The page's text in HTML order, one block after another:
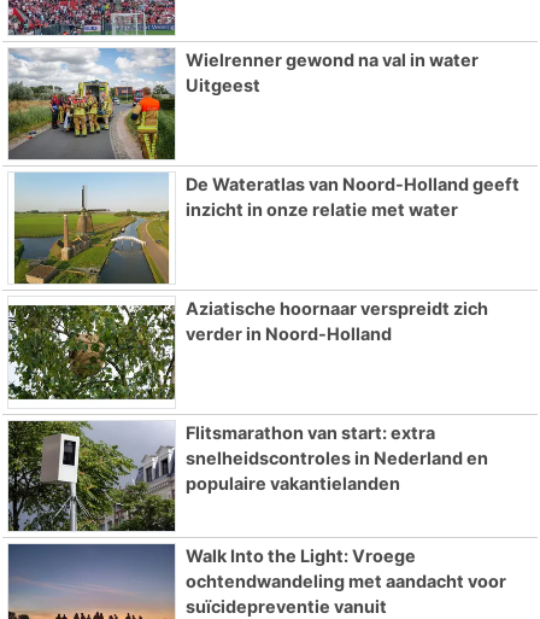
Wielrenner gewond na val in water
Uitgeest
De Wateratlas van Noord-Holland geeft
inzicht in onze relatie met water
Aziatische hoornaar verspreidt zich
verder in Noord-Holland
Flitsmarathon van start: extra
snelheidscontroles in Nederland en
populaire vakantielanden
Walk Into the Light: Vroege
ochtendwandeling met aandacht voor
suïcidepreventie vanuit